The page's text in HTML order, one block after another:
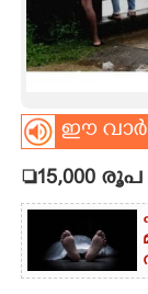
ART
ASTRO
CARTOONS
LITERATURE
ഈ
15,000